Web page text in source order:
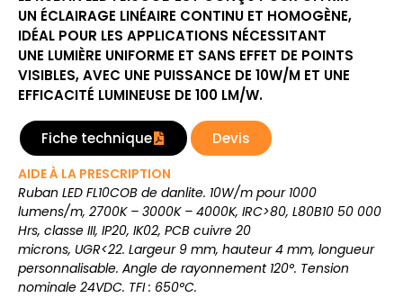
UN ÉCLAIRAGE LINÉAIRE CONTINU ET HOMOGÈNE,
IDÉAL POUR LES APPLICATIONS NÉCESSITANT
UNE LUMIÈRE UNIFORME ET SANS EFFET DE POINTS
VISIBLES, AVEC UNE PUISSANCE DE 10W/M ET UNE
EFFICACITÉ LUMINEUSE DE 100 LM/W.
Fiche technique Devis
AIDE À LA PRESCRIPTION
Ruban LED FL10COB de danlite. 10W/m pour 1000
lumens/m, 2700K – 3000K – 4000K, IRC>80, L80B10 50 000
Hrs, classe III, IP20, IK02, PCB cuivre 20
microns, UGR<22. Largeur 9 mm, hauteur 4 mm, longueur
personnalisable. Angle de rayonnement 120°. Tension
nominale 24VDC. TFI : 650°C.